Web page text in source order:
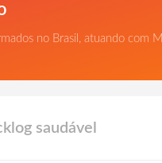
no Brasil, atuando com
saudável